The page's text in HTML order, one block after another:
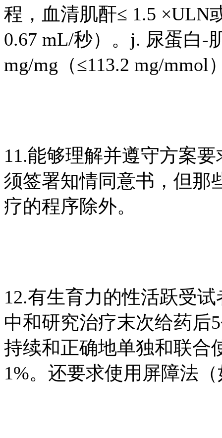
程，血清肌酐≤ 1.5 ×ULN
0.67 mL/秒）。j. 尿蛋白-
mg/mg（≤113.2 mg/mmol
11.能够理解并遵守方案
须签署知情同意书，但那
疗的程序除外。
12.有生育力的性活跃受
中和研究治疗末次给药后
持续和正确地单独和联合
1%。还要求使用屏障法